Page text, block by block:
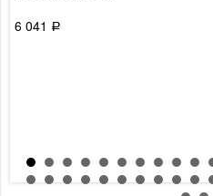
6 041
Р